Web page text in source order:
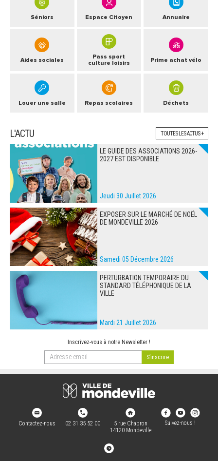
Séniors Espace Citoyen Annuaire
Aides sociales
Pass sport
culture loisirs
Prime achat vélo
Louer une salle Repas scolaires Déchets
L'ACTU TOUTES LES ACTUS +
LE GUIDE DES ASSOCIATIONS 2026-
2027 EST DISPONIBLE
Jeudi 30 Juillet 2026
EXPOSER SUR LE MARCHÉ DE NOËL
DE MONDEVILLE 2026
Samedi 05 Décembre 2026
PERTURBATION TEMPORAIRE DU
STANDARD TÉLÉPHONIQUE DE LA
VILLE
Mardi 21 Juillet 2026
Inscrivez-vous à notre Newsletter !
Contactez-nous 02 31 35 52 00
5 rue Chapron
14120 Mondeville
Suivez-nous !